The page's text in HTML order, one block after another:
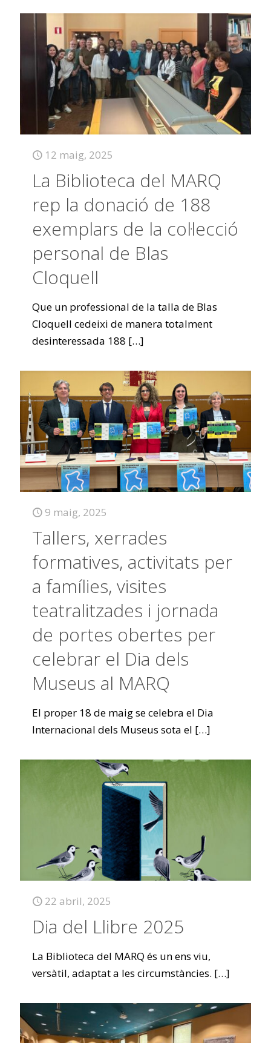
12 maig, 2025
La Biblioteca del MARQ
rep la donació de 188
exemplars de la col·lecció
personal de Blas
Cloquell
Que un professional de la talla de Blas
Cloquell cedeixi de manera totalment
desinteressada 188 […]
9 maig, 2025
Tallers, xerrades
formatives, activitats per
a famílies, visites
teatralitzades i jornada
de portes obertes per
celebrar el Dia dels
Museus al MARQ
El proper 18 de maig se celebra el Dia
Internacional dels Museus sota el […]
22 abril, 2025
Dia del Llibre 2025
La Biblioteca del MARQ és un ens viu,
versàtil, adaptat a les circumstàncies. […]